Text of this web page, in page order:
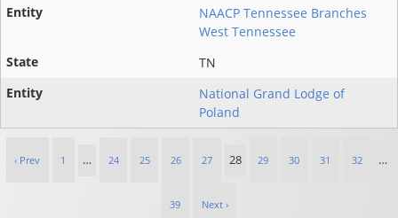
NAACP Tennessee Branches
West Tennessee
TN
National Grand Lodge of
Poland
‹ Prev 1 … 24 25 26 27 28 29 30 31 32 …
39 Next ›